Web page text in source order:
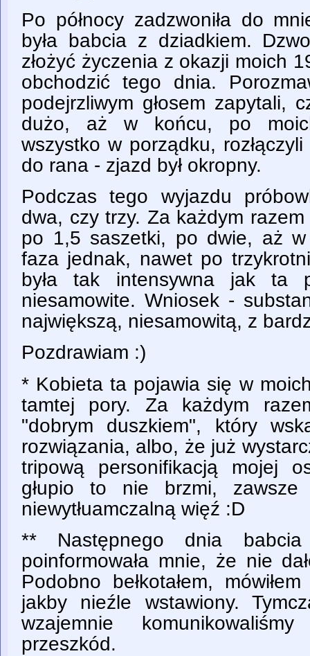
Po północy zadzwoniła do
była babcia z dziadkiem.
złożyć życzenia z okazji moich
obchodzić tego dnia.
podejrzliwym głosem zapytali,
dużo, aż w końcu, po
wszystko w porządku,
do rana - zjazd był okropny.
Podczas tego wyjazdu
dwa, czy trzy. Za każdym
po 1,5 saszetki, po dwie, aż
faza jednak, nawet po
była tak intensywna jak ta
niesamowite. Wniosek -
największą, niesamowitą, z
Pozdrawiam :)
* Kobieta ta pojawia się w
tamtej pory. Za każdym
"dobrym duszkiem", który
rozwiązania, albo, że już
tripową personifikacją mojej
głupio to nie brzmi,
niewytłuamczalną więź :D
** Następnego dnia babcia
poinformowała mnie, że nie
Podobno bełkotałem,
jakby nieźle wstawiony.
wzajemnie
przeszkód.